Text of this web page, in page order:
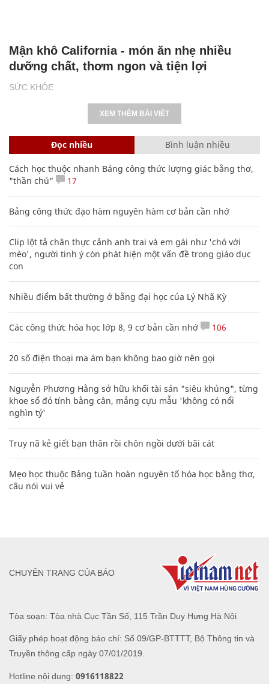
SỨC KHỎE
Mận khô California - món ăn nhẹ nhiều
dưỡng chất, thơm ngon và tiện lợi
XEM THÊM BÀI VIẾT
Đọc nhiều Bình luận nhiều
Cách học thuộc nhanh Bảng công thức lượng giác bằng thơ,
"thần chú"
17
Bảng công thức đạo hàm nguyên hàm cơ bản cần nhớ
Clip lột tả chân thực cảnh anh trai và em gái như 'chó với
mèo', người tinh ý còn phát hiện một vấn đề trong giáo dục
con
Nhiều điểm bất thường ở bằng đại học của Lý Nhã Kỳ
Các công thức hóa học lớp 8, 9 cơ bản cần nhớ 106
20 số điện thoại ma ám bạn không bao giờ nên gọi
Nguyễn Phương Hằng sở hữu khối tài sản "siêu khủng", từng
khoe sổ đỏ tính bằng cân, mắng cựu mẫu 'không có nổi
nghìn tỷ'
Truy nã kẻ giết bạn thân rồi chôn ngồi dưới bãi cát
Mẹo học thuộc Bảng tuần hoàn nguyên tố hóa học bằng thơ,
câu nói vui vẻ
Tòa soạn: Tòa nhà Cục Tần Số, 115 Trần Duy Hưng Hà Nội
Giấy phép hoạt động báo chí: Số 09/GP-BTTTT, Bộ Thông tin và
Truyền thông cấp ngày 07/01/2019.
Hotline nội dung: 0916118822
CHUYÊN TRANG CỦA BÁO